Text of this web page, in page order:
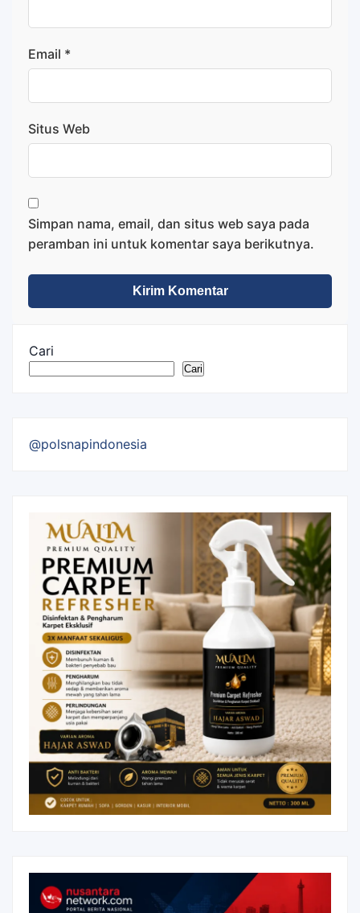
Email *
Situs Web
Simpan nama, email, dan situs web saya pada
peramban ini untuk komentar saya berikutnya.
Cari
Cari
@polsnapindonesia